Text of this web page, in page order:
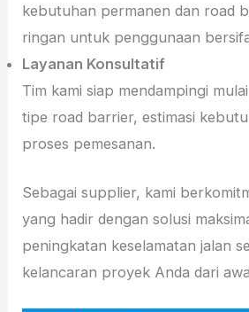
kebutuhan permanen dan road
ringan untuk penggunaan
Layanan Konsultatif
Tim kami siap mendampingi
tipe road barrier, estimasi
proses pemesanan.
Sebagai supplier, kami
yang hadir dengan solusi
peningkatan keselamatan jalan
kelancaran proyek Anda dari